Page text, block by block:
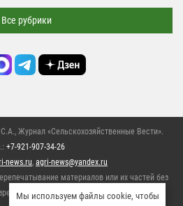
Все рубрики
Журнал «Сельскохозяйственные Вести».
+7-921-907-34-26
news.ru agri-news@yandex.ru
материалов или их частей без
редакции запрещено,
Мы используем файлы cookie, чтобы